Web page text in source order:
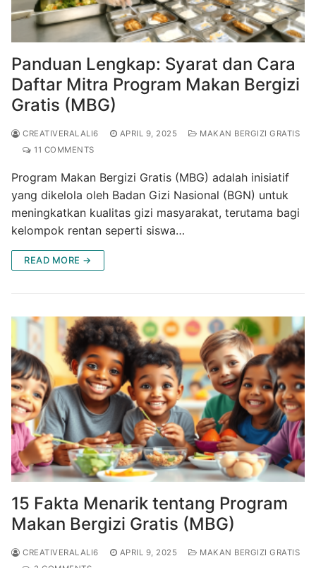
Panduan Lengkap: Syarat dan Cara
Daftar Mitra Program Makan Bergizi
Gratis (MBG)
CREATIVERALALI6 APRIL 9, 2025
MAKAN BERGIZI GRATIS
11 COMMENTS
Program Makan Bergizi Gratis (MBG) adalah inisiatif
yang dikelola oleh Badan Gizi Nasional (BGN) untuk
meningkatkan kualitas gizi masyarakat, terutama bagi
kelompok rentan seperti siswa…
READ MORE →
15 Fakta Menarik tentang Program
Makan Bergizi Gratis (MBG)
CREATIVERALALI6 APRIL 9, 2025
MAKAN BERGIZI GRATIS